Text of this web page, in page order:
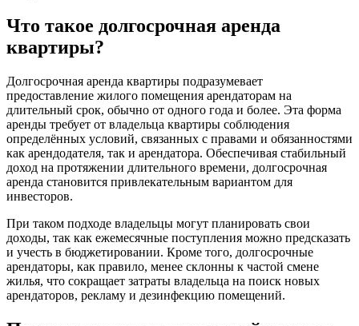
Что такое долгосрочная аренда
квартиры?
Долгосрочная аренда квартиры подразумевает
предоставление жилого помещения арендаторам на
длительный срок, обычно от одного года и более. Эта форма
аренды требует от владельца квартиры соблюдения
определённых условий, связанных с правами и обязанностями
как арендодателя, так и арендатора. Обеспечивая стабильный
доход на протяжении длительного времени, долгосрочная
аренда становится привлекательным вариантом для
инвесторов.
При таком подходе владельцы могут планировать свои
доходы, так как ежемесячные поступления можно предсказать
и учесть в бюджетировании. Кроме того, долгосрочные
арендаторы, как правило, менее склонны к частой смене
жилья, что сокращает затраты владельца на поиск новых
арендаторов, рекламу и дезинфекцию помещений.